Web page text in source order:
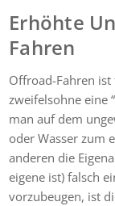
Erhöhte
Fahren
Offroad-Fahren
zweifelsohne eine
man auf dem
oder Wasser zum
anderen die
eigene ist) falsch
vorzubeugen, ist